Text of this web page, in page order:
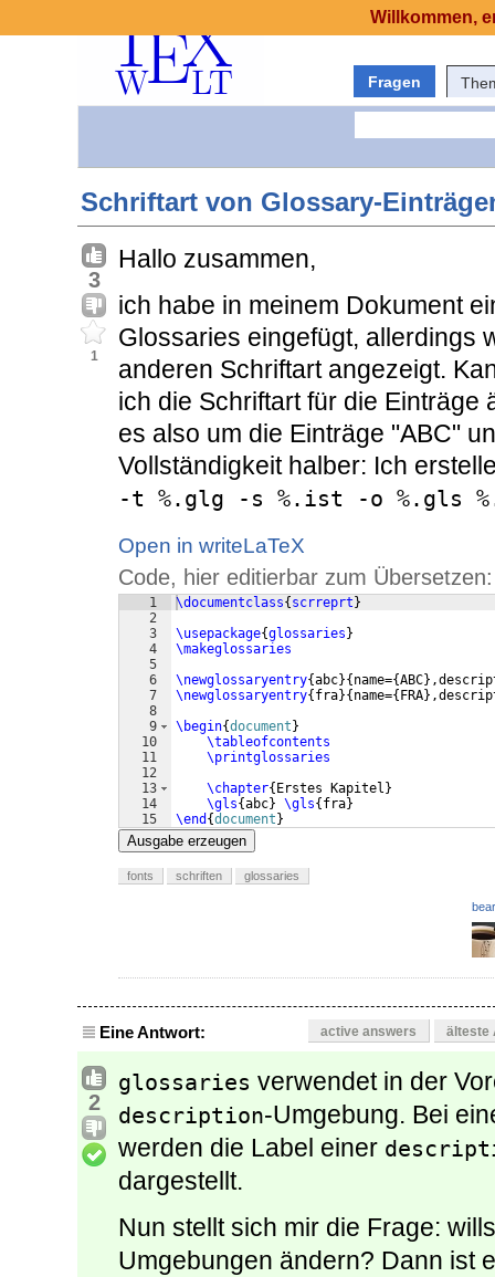
Fragen
Schriftart von Glossary-
3
1
Hallo zusammen,
ich habe in meinem Dokument
Glossaries eingefügt, allerdings
anderen Schriftart angezeigt.
ich die Schriftart für die Einträge
es also um die Einträge "ABC"
Vollständigkeit halber: Ich
-t %.glg -s %.ist -o %.gls
Open in writeLaTeX
Code, hier editierbar zum Übersetzen:
1
2
3
4
5
6
7
8
9
10
11
12
13
14
15
\documentclass{ scrreprt }
\usepackage{glossaries }
\makeglossaries
\newglossaryentry{abc}{ name={ABC}
\newglossaryentry{ fra}{ name={ FRA}
\begin{document }
\tableofcontents
\printglossaries
\chapter{ Erstes Kapitel }
\gls{abc} \gls{ fra}
\end {document }
Ausgabe erzeugen
fonts schriften glossaries
Eine Antwort: active answers älteste
2
glossaries verwendet in der
description-Umgebung. Bei
werden die Label einer
dargestellt.
Nun stellt sich mir die Frage:
Umgebungen ändern? Dann ist
Willkommen,